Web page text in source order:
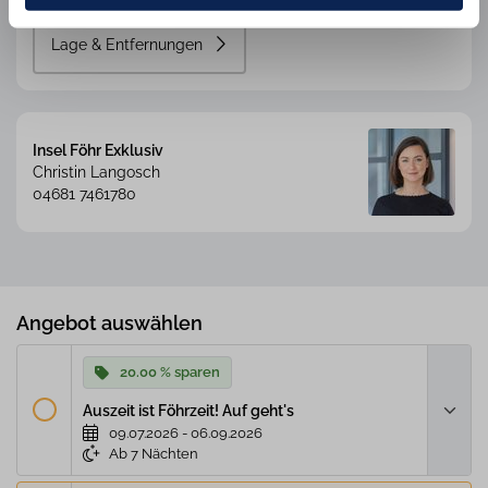
finden Sie in unsereren
demImpressum.
Lage & Entfernungen
Insel Föhr Exklusiv
Christin Langosch
04681 7461780
Angebot auswählen
20.00 % sparen
Auszeit ist Föhrzeit! Auf geht's
09.07.2026 - 06.09.2026
Ab 7 Nächten